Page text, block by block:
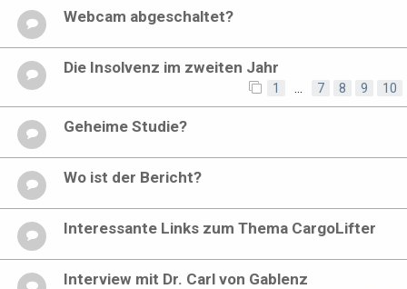
Webcam abgeschaltet?
Die Insolvenz im zweiten Jahr
1 7 8 9 10
Geheime Studie?
Wo ist der Bericht?
Interessante Links zum Thema CargoLifter
Interview mit Dr. Carl von Gablenz